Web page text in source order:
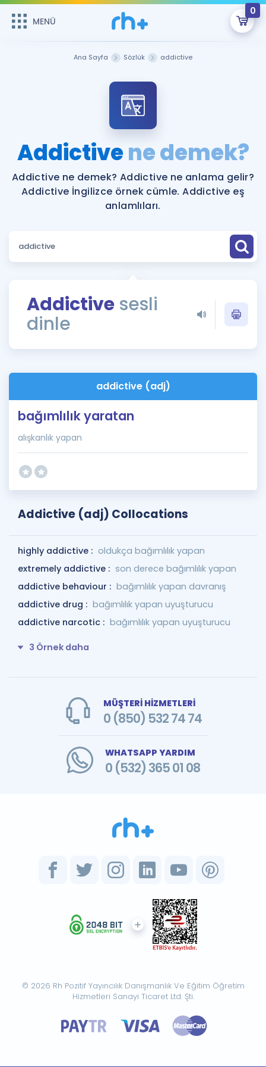
MENÜ
0
ÜYE DEĞİLİM
Sepetin Şu An Boş.
Remzi Hoca ile seni sınava hazırlayacak onlarca eğitim seni
bekliyor!
MENÜ
Faydalı Araçlar
Sözlük
Rehberlik Aracı
ÖSYM Sınav Takvimi
İngilizce Gramer
Hakkımızda
Ana Sayfa Sözlük addictive
Addictivene demek?
Addictive ne demek? Addictive ne anlama gelir?
Addictive İngilizce örnek cümle. Addictive eş
anlamlıları.
Addictive sesli
dinle
addictive (adj)
bağımlılık yaratan
alışkanlık yapan
Addictive (adj) Collocations
highly addictive : oldukça bağımlılık yapan
extremely addictive : son derece bağımlılık yapan
addictive behaviour : bağımlılık yapan davranış
addictive drug : bağımlılık yapan uyuşturucu
addictive narcotic : bağımlılık yapan uyuşturucu
3 Örnek daha
MÜŞTERİ HİZMETLERİ
0 (850) 532 74 74
WHATSAPP YARDIM
0 (532) 365 01 08
© 2026 Rh Pozitif Yayıncılık Danışmanlık Ve Eğitim Öğretim
Hizmetleri Sanayi Ticaret Ltd. Şti.